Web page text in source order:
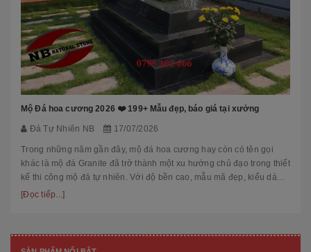
Mộ Đá hoa cương 2026 ❤️ 199+ Mẫu đẹp, báo giá tại xưởng
Đá Tự Nhiên NB 17/07/2026
Trong những năm gần đây, mộ đá hoa cương hay còn có tên gọi
khác là mộ đá Granite đã trở thành một xu hướng chủ đạo trong thiết
kế thi công mộ đá tự nhiên. Với độ bền cao, mẫu mã đẹp, kiểu dáng
hiệ...
[Đọc tiếp...]